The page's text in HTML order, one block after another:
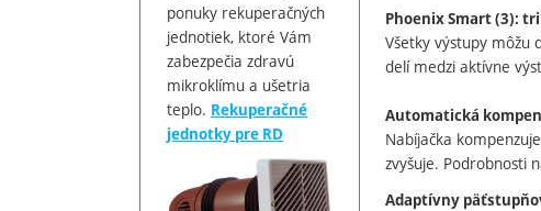
Phoenix Smart (3):
Všetky výstupy môžu
delí medzi aktívne
Automatická
Nabíjačka
zvyšuje. Podrobnosti
Adaptívny
ponuky rekuperačných
jednotiek, ktoré Vám
zabezpečia zdravú
mikroklímu a ušetria
teplo. Rekuperačné
jednotky pre RD